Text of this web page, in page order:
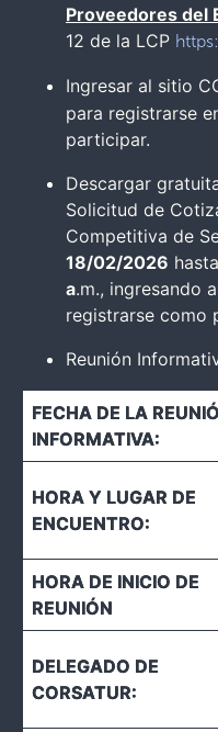
Proveedores del
12 de la LCP
Ingresar al sitio
para registrarse
participar.
Descargar
Solicitud de
Competitiva de
18/02/2026
a.m., ingresando
registrarse como
Reunión
FECHA DE LA
INFORMATIVA:
HORA Y LUGAR DE
ENCUENTRO:
HORA DE INICIO DE
REUNIÓN
DELEGADO DE
CORSATUR: